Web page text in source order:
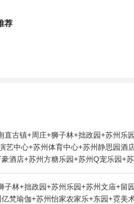
荐
直古镇+周庄+狮子林+拙政园+苏州
中心+苏州体育中心+苏州静思园
酒店+苏州方糖乐园+苏州Q宠乐园+
子林+拙政园+苏州乐园+苏州文庙+
梵瑜伽+苏州怡家农家乐+东园+霓